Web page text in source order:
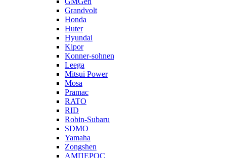
Grandvolt
Honda
Huter
Hyundai
Kipor
Konner-sohnen
Leega
Mitsui Power
Mosa
Pramac
RATO
RID
Robin-Subaru
SDMO
Yamaha
Zongshen
АМПЕРОС